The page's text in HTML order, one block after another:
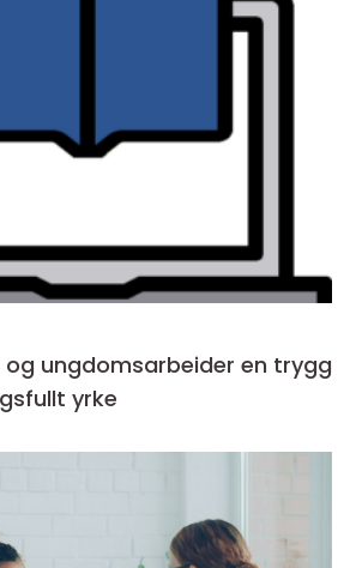
en trygg
yrke